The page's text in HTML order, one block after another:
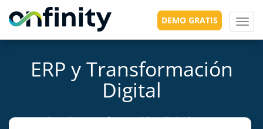
DEMO GRATIS
ERP y Transformación
Digital
Acelera la transformación digital con ERP